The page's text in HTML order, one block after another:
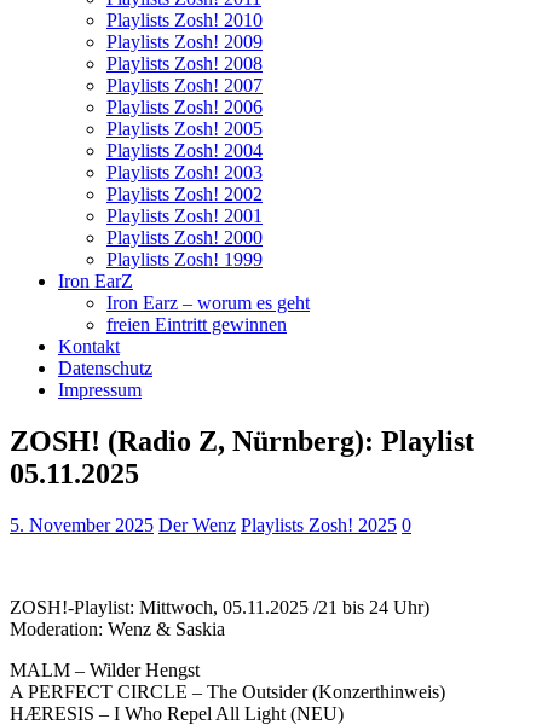
Playlists Zosh! 2010
Playlists Zosh! 2009
Playlists Zosh! 2008
Playlists Zosh! 2007
Playlists Zosh! 2006
Playlists Zosh! 2005
Playlists Zosh! 2004
Playlists Zosh! 2003
Playlists Zosh! 2002
Playlists Zosh! 2001
Playlists Zosh! 2000
Playlists Zosh! 1999
Iron EarZ
Iron Earz – worum es geht
freien Eintritt gewinnen
Kontakt
Datenschutz
Impressum
ZOSH! (Radio Z, Nürnberg): Playlist
05.11.2025
5. November 2025 Der Wenz Playlists Zosh! 2025 0
ZOSH!-Playlist: Mittwoch, 05.11.2025 /21 bis 24 Uhr)
Moderation: Wenz & Saskia
MALM – Wilder Hengst
A PERFECT CIRCLE – The Outsider (Konzerthinweis)
HÆRESIS – I Who Repel All Light (NEU)